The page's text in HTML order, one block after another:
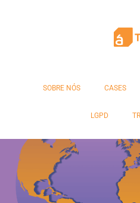
SOBRE NÓS CASES
LGPD
Tecnologia